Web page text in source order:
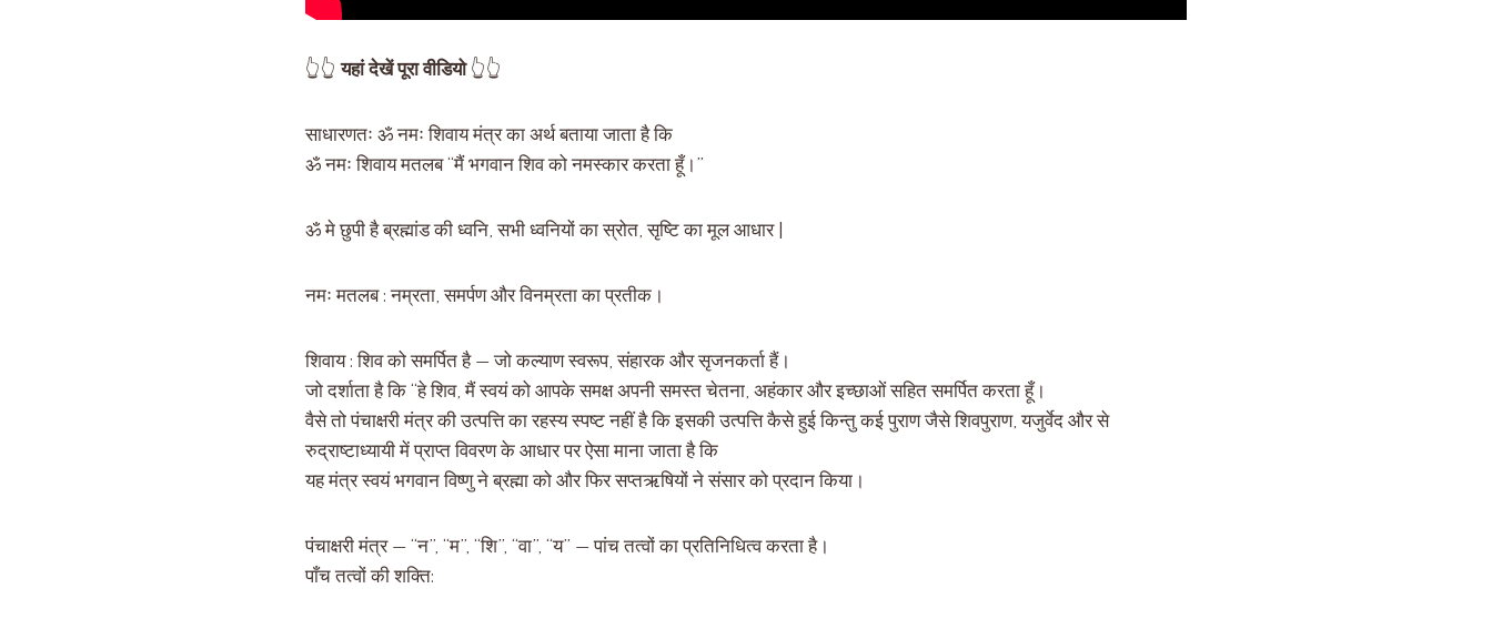
👆👆यहां देखें पूरा वीडियो👆👆
साधारणतः ॐ नमः शिवाय मंत्र का अर्थ बताया जाता है कि
ॐ नमः शिवाय मतलब “मैं भगवान शिव को नमस्कार करता हूँ।”
ॐ मे छुपी है ब्रह्मांड की ध्वनि, सभी ध्वनियों का स्रोत, सृष्टि का मूल आधार |
नमः मतलब : नम्रता, समर्पण और विनम्रता का प्रतीक।
शिवाय : शिव को समर्पित है — जो कल्याण स्वरूप, संहारक और सृजनकर्ता हैं।
जो दर्शाता है कि “हे शिव, मैं स्वयं को आपके समक्ष अपनी समस्त चेतना, अहंकार और इच्छाओं सहित समर्पित करता हूँ।
वैसे तो पंचाक्षरी मंत्र की उत्पत्ति का रहस्य स्पष्ट नहीं है कि इसकी उत्पत्ति कैसे हुई किन्तु कई पुराण जैसे शिवपुराण, यजुर्वेद और से
रुद्राष्टाध्यायी में प्राप्त विवरण के आधार पर ऐसा माना जाता है कि
यह मंत्र स्वयं भगवान विष्णु ने ब्रह्मा को और फिर सप्तऋषियों ने संसार को प्रदान किया।
पंचाक्षरी मंत्र — “न”, “म”, “शि”, “वा”, “य” — पांच तत्वों का प्रतिनिधित्व करता है।
पाँच तत्वों की शक्ति: